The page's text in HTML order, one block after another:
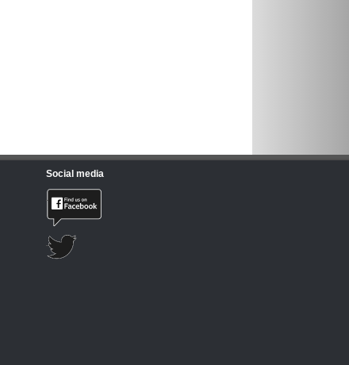
Social media